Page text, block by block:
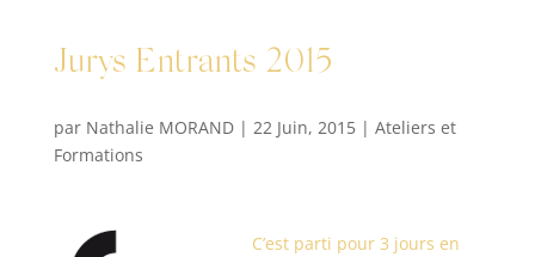
Jurys Entrants 2015
par Nathalie MORAND| 22 Juin, 2015| Ateliers et
Formations
C’est parti pour 3 jours en